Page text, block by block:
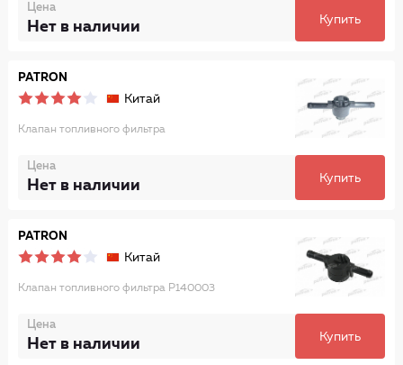
Цена
Нет в наличии Купить
PATRON
Китай
Клапан топливного фильтра
Цена
Нет в наличии Купить
PATRON
Китай
Клапан топливного фильтра P140003
Цена
Нет в наличии Купить